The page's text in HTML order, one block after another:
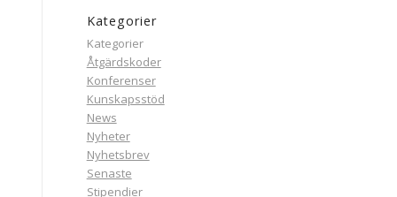
Kategorier
Kategorier
Åtgärdskoder
Konferenser
Kunskapsstöd
News
Nyheter
Nyhetsbrev
Senaste
Stipendier